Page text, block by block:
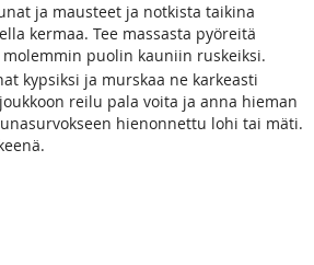
ja mausteet ja notkista taikina
kermaa. Tee massasta pyöreitä
puolin kauniin ruskeiksi.
kypsiksi ja murskaa ne karkeasti
reilu pala voita ja anna hieman
hienonnettu lohi tai mäti.